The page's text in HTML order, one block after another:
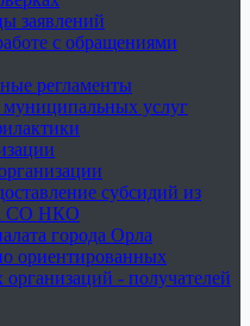
заявлений
с обращениями
регламенты
муниципальных услуг
субсидий из
СО НКО
города Орла
ориентированных
организаций - получателей